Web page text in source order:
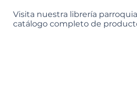
Visita nuestra librería
catálogo completo de